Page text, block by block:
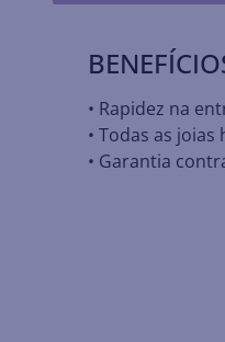
• Rapidez na
• Todas as
• Garantia